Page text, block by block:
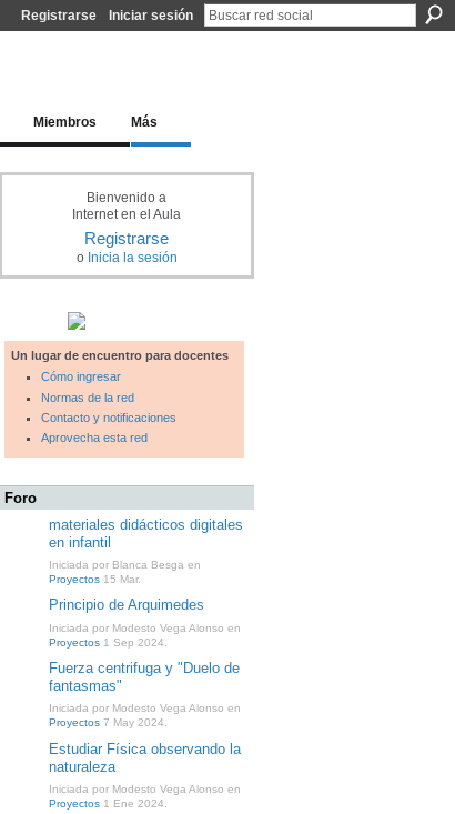
Registrarse Iniciar sesión
Miembros Más
Bienvenido a
Internet en el Aula
Registrarse
o Inicia la sesión
Un lugar de encuentro para docentes
Cómo ingresar
Normas de la red
Contacto y notificaciones
Aprovecha esta red
Foro
materiales didácticos digitales
en infantil
Iniciada por Blanca Besga en
Proyectos 15 Mar.
Principio de Arquimedes
Iniciada por Modesto Vega Alonso en
Proyectos 1 Sep 2024.
Fuerza centrifuga y "Duelo de
fantasmas"
Iniciada por Modesto Vega Alonso en
Proyectos 7 May 2024.
Estudiar Física observando la
naturaleza
Iniciada por Modesto Vega Alonso en
Proyectos 1 Ene 2024.